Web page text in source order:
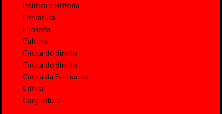
Política e História
Literatura
Filosofia
Cultura
Crítica do direito
Crítica do direito
Crítica da Economia
Crítica
Conjuntura